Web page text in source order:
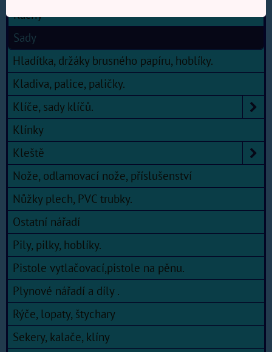
Ráčny
Sady
Hladítka, držáky brusného papíru, hoblíky.
Kladiva, palice, paličky.
Klíče, sady klíčů.
Klínky
Kleště
Nože, odlamovací nože, příslušenství
Nůžky plech, PVC trubky.
Ostatní nářadí
Pily, pilky, hoblíky.
Pistole vytlačovací,pistole na pěnu.
Plynové nářadí a díly .
Rýče, lopaty, štychary
Sekery, kalače, klíny